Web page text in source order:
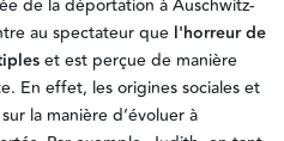
de la déportation à Auschwitz-
au spectateur que l'horreur de
et est perçue de manière
En effet, les origines sociales et
la manière d’évoluer à